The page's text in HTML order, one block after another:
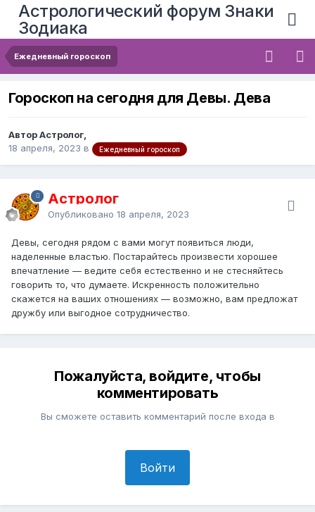
Астрологический форум Знаки
Зодиака
Ежедневный гороскоп
Гороскоп на сегодня для Девы. Дева
Автор Астролог,
18 апреля, 2023 в Ежедневный гороскоп
Астролог
Опубликовано 18 апреля, 2023
Девы, сегодня рядом с вами могут появиться люди,
наделенные властью. Постарайтесь произвести хорошее
впечатление — ведите себя естественно и не стесняйтесь
говорить то, что думаете. Искренность положительно
скажется на ваших отношениях — возможно, вам предложат
дружбу или выгодное сотрудничество.
Пожалуйста, войдите, чтобы
комментировать
Вы сможете оставить комментарий после входа в
Войти